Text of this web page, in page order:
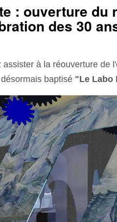
: ouverture du
des 30
assister à la réouverture de
baptisé "Le Labo